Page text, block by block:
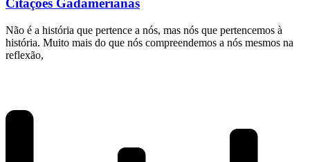
Citações Gadamerianas
Não é a história que pertence a nós, mas nós que pertencemos à
história. Muito mais do que nós compreendemos a nós mesmos na
reflexão,